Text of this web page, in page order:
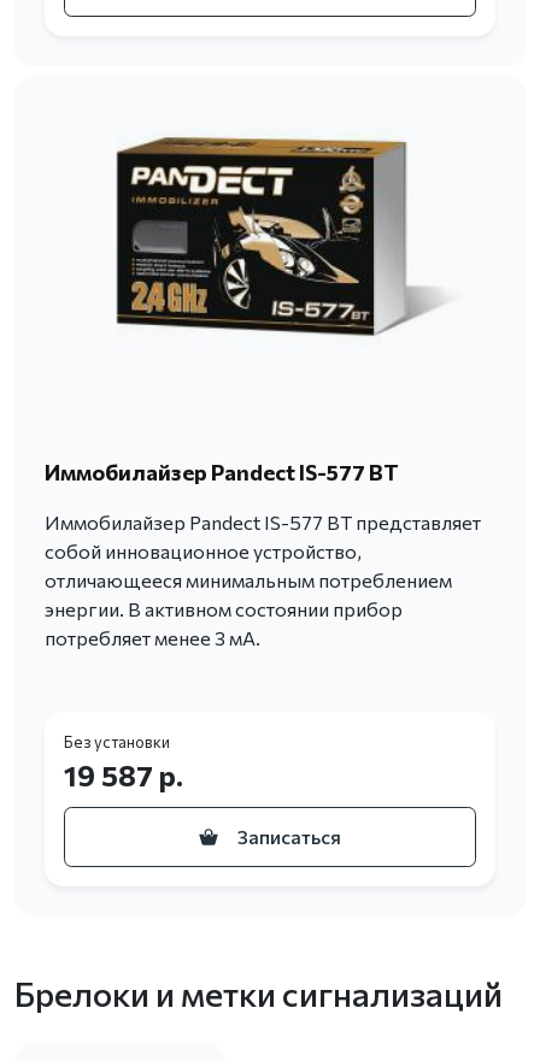
Иммобилайзер Pandect IS-577 BT
Иммобилайзер Pandect IS-577 BT представляет
собой инновационное устройство,
отличающееся минимальным потреблением
энергии. В активном состоянии прибор
потребляет менее 3 мА.
Без установки
19 587 р.
Записаться
Брелоки и метки сигнализаций